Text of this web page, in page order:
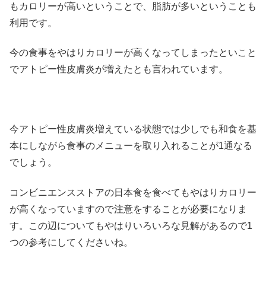
もカロリーが高いということで、脂肪が多いということも
利用です。
今の食事をやはりカロリーが高くなってしまったといこと
でアトピー性皮膚炎が増えたとも言われています。
今アトピー性皮膚炎増えている状態では少しでも和食を基
本にしながら食事のメニューを取り入れることが1通なる
でしょう。
コンビニエンスストアの日本食を食べてもやはりカロリー
が高くなっていますので注意をすることが必要になりま
す。この辺についてもやはりいろいろな見解があるので1
つの参考にしてくださいね。